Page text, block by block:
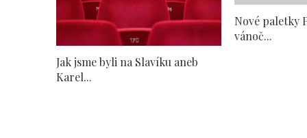
Jak jsme byli na Slavíku aneb
Karel...
Nové paletky
vánoč...